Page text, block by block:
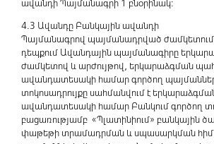
ավանդի Պայմանագրի 1 բնօրինակ:
4.3 Ավանդը Բանկային ավանդի
Պայմանագրով պայմանադրված ժամկետում
դեպքում Ավանդային պայմանագիրը
ժամկետով և արժույթով, երկարաձգման
ավանդատեսակի համար գործող
տոկոսադրույքը սահմանվում է
ավանդատեսակի համար Բանկում գործող
բացառությամբ «Պլատինիում» բանկային
փաթեթի տրամադրման և սպասարկման